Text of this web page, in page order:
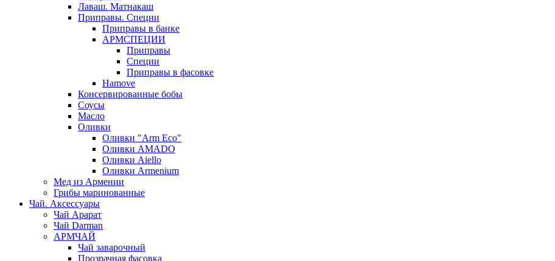
Лаваш. Матнакаш
Приправы. Специи
Приправы в банке
АРМСПЕЦИИ
Приправы
Специи
Приправы в фасовке
Hamove
Консервированные бобы
Соусы
Масло
Оливки
Оливки "Arm Eco"
Оливки AMADO
Оливки Aiello
Оливки Armenium
Мед из Армении
Грибы маринованные
Чай. Аксессуары
Чай Арарат
Чай Darman
АРМЧАЙ
Чай заварочный
Прозрачная фасовка